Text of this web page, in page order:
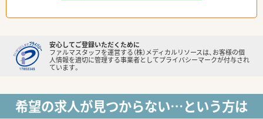
安心してご登録いただくために
ファルマスタッフを運営する（株）メディカルリソースは、お客様の個
人情報を適切に管理する事業者としてプライバシーマークが付与され
ています。
希望の求人が見つからない…という方は